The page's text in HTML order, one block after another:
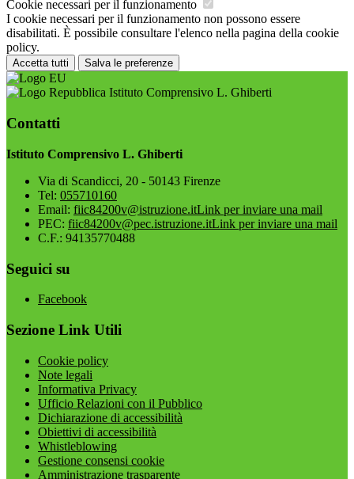
Cookie necessari per il funzionamento
I cookie necessari per il funzionamento non possono essere
disabilitati. È possibile consultare l'elenco nella pagina della cookie
policy.
Accetta tutti Salva le preferenze
Istituto Comprensivo L. Ghiberti
Contatti
Istituto Comprensivo L. Ghiberti
Via di Scandicci, 20 - 50143 Firenze
Tel: 055710160
Email: fiic84200v@istruzione.itLink per inviare una mail
PEC: fiic84200v@pec.istruzione.itLink per inviare una mail
C.F.: 94135770488
Seguici su
Facebook
Sezione Link Utili
Cookie policy
Note legali
Informativa Privacy
Ufficio Relazioni con il Pubblico
Dichiarazione di accessibilità
Obiettivi di accessibilità
Whistleblowing
Gestione consensi cookie
Amministrazione trasparente